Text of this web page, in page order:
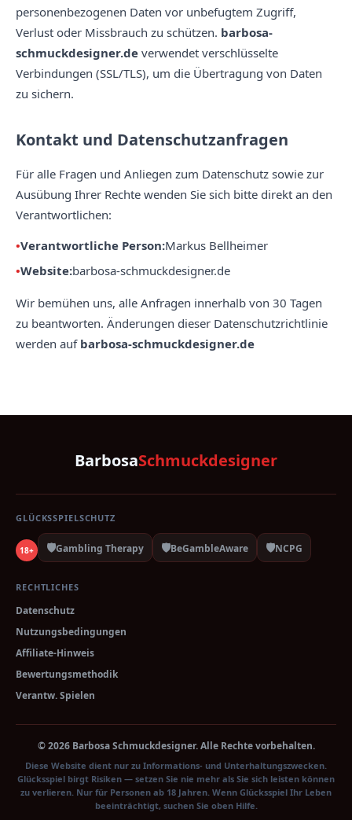
personenbezogenen Daten vor unbefugtem Zugriff,
Verlust oder Missbrauch zu schützen. barbosa-
schmuckdesigner.de verwendet verschlüsselte
Verbindungen (SSL/TLS), um die Übertragung von Daten
zu sichern.
Kontakt und Datenschutzanfragen
Für alle Fragen und Anliegen zum Datenschutz sowie zur
Ausübung Ihrer Rechte wenden Sie sich bitte direkt an den
Verantwortlichen:
Verantwortliche Person:Markus Bellheimer
Website:barbosa-schmuckdesigner.de
Wir bemühen uns, alle Anfragen innerhalb von 30 Tagen
zu beantworten. Änderungen dieser Datenschutzrichtlinie
werden auf barbosa-schmuckdesigner.de
BarbosaSchmuckdesigner
GLÜCKSSPIELSCHUTZ
18+ 🛡️Gambling Therapy 🛡️BeGambleAware 🛡️NCPG
RECHTLICHES
Datenschutz
Nutzungsbedingungen
Affiliate-Hinweis
Bewertungsmethodik
Verantw. Spielen
© 2026 Barbosa Schmuckdesigner. Alle Rechte vorbehalten.
Diese Website dient nur zu Informations- und Unterhaltungszwecken.
Glücksspiel birgt Risiken — setzen Sie nie mehr als Sie sich leisten können
zu verlieren. Nur für Personen ab 18 Jahren. Wenn Glücksspiel Ihr Leben
beeinträchtigt, suchen Sie oben Hilfe.